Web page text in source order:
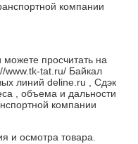
компании
можете просчитать на
www.tk-tat.ru/ Байкал
линий deline.ru , Сдэк
, объема и дальности
компании
и осмотра товара.